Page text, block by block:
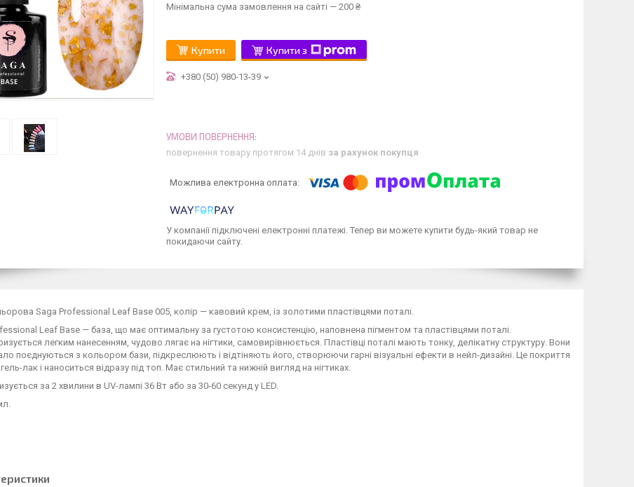
Мінімальна сума замовлення на сайті — 200 ₴
Купити Купити з
+380 (50) 980-13-39
повернення товару протягом 14 днів за рахунок покупця
У компанії підключені електронні платежі. Тепер ви можете купити будь-який товар не
покидаючи сайту.
Saga Professional Leaf Base 005, колір — кавовий крем, із золотими пластівцями поталі.
Leaf Base — база, що має оптимальну за густотою консистенцію, наповнена пігментом та пластівцями поталі.
легким нанесенням, чудово лягає на нігтики, самовирівнюється. Пластівці поталі мають тонку, делікатну структуру. Вони
поєднуються з кольором бази, підкреслюють і відтіняють його, створюючи гарні візуальні ефекти в нейл-дизайні. Це покриття
лак і наноситься відразу під топ. Має стильний та нижній вигляд на нігтиках.
за 2 хвилини в UV-лампі 36 Вт або за 30-60 секунд у LED.